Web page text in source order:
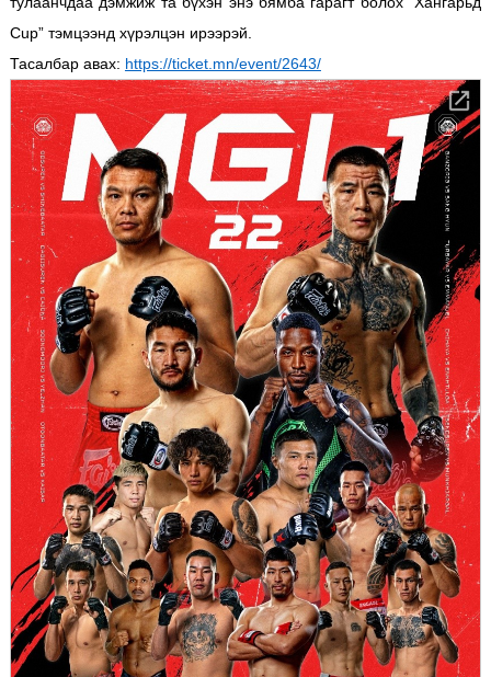
Cup” тэмцээнд хүрэлцэн ирээрэй.
Тасалбар авах: https://ticket.mn/event/2643/